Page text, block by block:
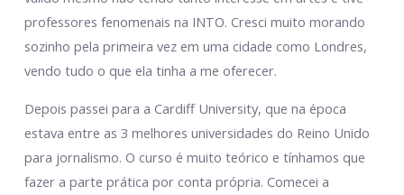
professores fenomenais na INTO. Cresci muito morando
sozinho pela primeira vez em uma cidade como Londres,
vendo tudo o que ela tinha a me oferecer.
Depois passei para a Cardiff University, que na época
estava entre as 3 melhores universidades do Reino Unido
para jornalismo. O curso é muito teórico e tínhamos que
fazer a parte prática por conta própria. Comecei a